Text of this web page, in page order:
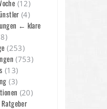
(12)
(4)
← klare
(253)
(753)
(13)
(3)
(20)